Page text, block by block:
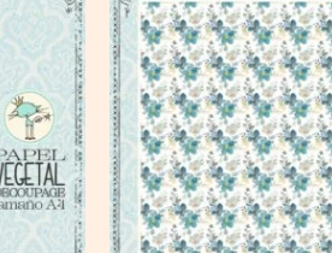
quantity